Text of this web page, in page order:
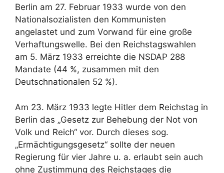
Berlin am 27. Februar 1933 wurde von den
Nationalsozialisten den Kommunisten
angelastet und zum Vorwand für eine große
Verhaftungswelle. Bei den Reichstagswahlen
am 5. März 1933 erreichte die NSDAP 288
Mandate (44 %, zusammen mit den
Deutschnationalen 52 %).
Am 23. März 1933 legte Hitler dem Reichstag in
Berlin das „Gesetz zur Behebung der Not von
Volk und Reich“ vor. Durch dieses sog.
„Ermächtigungsgesetz“ sollte der neuen
Regierung für vier Jahre u. a. erlaubt sein auch
ohne Zustimmung des Reichstages die